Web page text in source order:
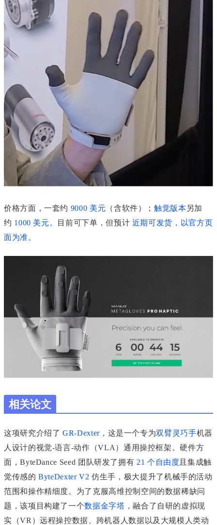
价格方面，一套约 9000 美元 （含软件）；触觉版本另加
约 1000 美元 。 目前可下单，但预计 近期可发货，以官方页
面为准。
相关论文
这项研究介绍了GR-Dexter， 这是一个专为双臂灵巧手机器
人设计的视觉-语言-动作（VLA）通用操控框架。硬件方
面，ByteDance Seed 团队研发了拥有 21 个自由度 且集成触
觉传感的ByteDexter V2 仿生手，极大提升了机械手的活动
范围和操作精细度。为了克服高维控制空间的数据稀缺问
题，该项目构建了一个数据金字塔 ，融合了自研的虚拟现
实（VR）远程操控数据、跨机器人数据以及大规模人类动